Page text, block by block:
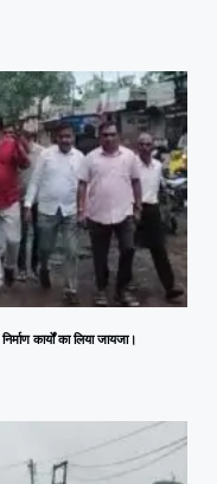
कार्यों का लिया जायजा।